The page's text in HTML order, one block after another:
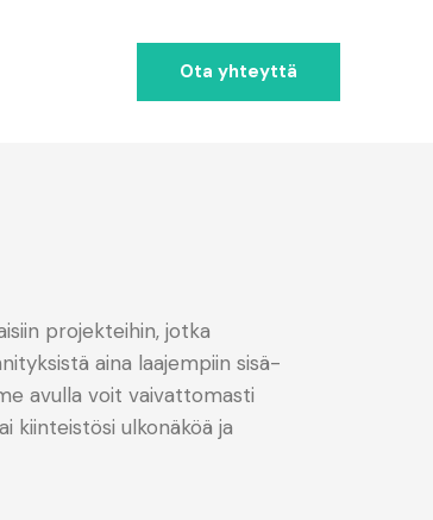
Ota yhteyttä
projekteihin, jotka
aina laajempiin sisä-
avulla voit vaivattomasti
kiinteistösi ulkonäköä ja